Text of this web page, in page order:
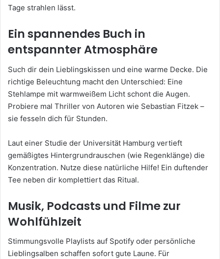
Tage strahlen lässt.
Ein spannendes Buch in
entspannter Atmosphäre
Such dir dein Lieblingskissen und eine warme Decke. Die
richtige Beleuchtung macht den Unterschied: Eine
Stehlampe mit warmweißem Licht schont die Augen.
Probiere mal Thriller von Autoren wie Sebastian Fitzek –
sie fesseln dich für Stunden.
Laut einer Studie der Universität Hamburg vertieft
gemäßigtes Hintergrundrauschen (wie Regenklänge) die
Konzentration. Nutze diese natürliche Hilfe! Ein duftender
Tee neben dir komplettiert das Ritual.
Musik, Podcasts und Filme zur
Wohlfühlzeit
Stimmungsvolle Playlists auf Spotify oder persönliche
Lieblingsalben schaffen sofort gute Laune. Für